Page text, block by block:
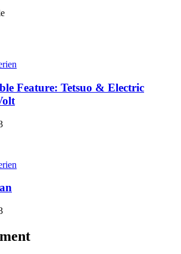
Feature: Tetsuo & Electric